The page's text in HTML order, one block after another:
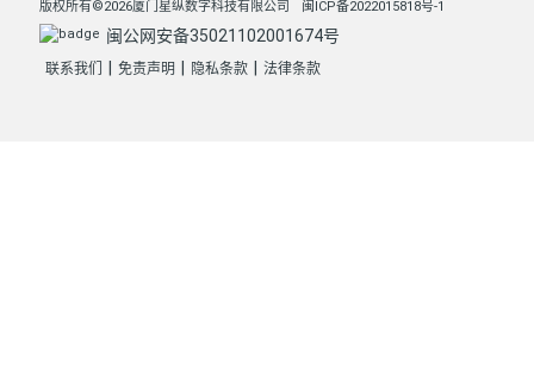
版权所有©2026厦门星纵数字科技有限公司 闽ICP备2022015818号-1
闽公网安备35021102001674号
联系我们 免责声明 隐私条款 法律条款